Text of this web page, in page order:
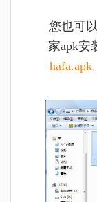
您也可
家apk安
hafa.apk。